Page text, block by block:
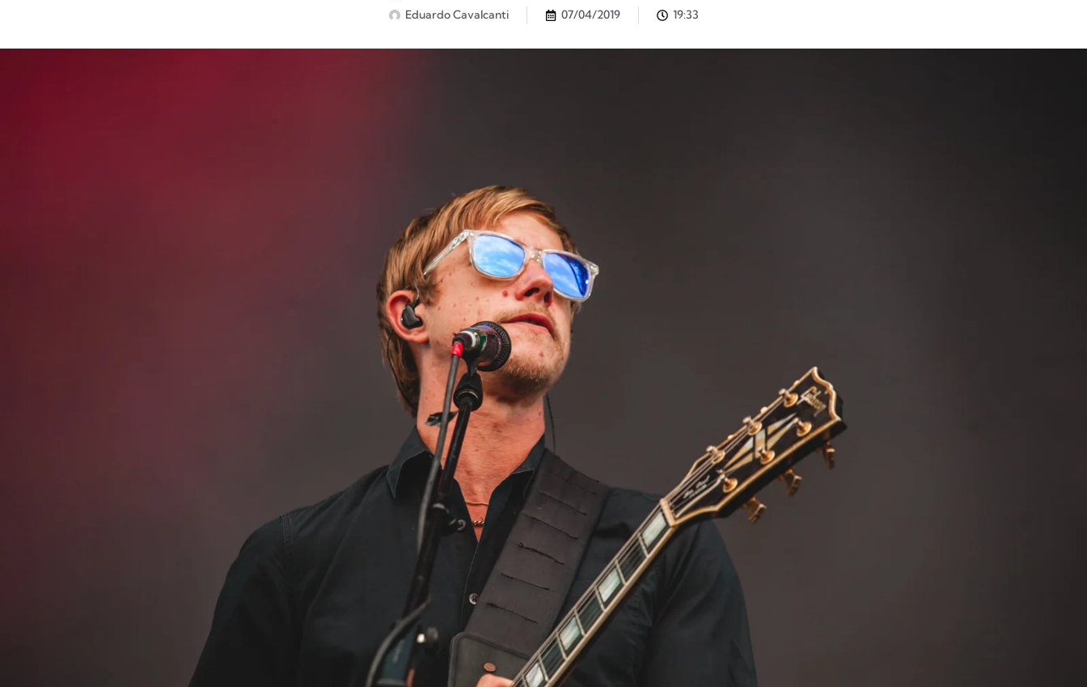
Eduardo Cavalcanti 07/04/2019 19:33